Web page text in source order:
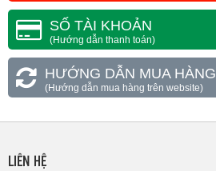
SỐ TÀI KHOẢN
(Hướng dẫn thanh toán)
HƯỚNG DẪN MUA HÀNG
(Hướng dẫn mua hàng trên website)
LIÊN HỆ